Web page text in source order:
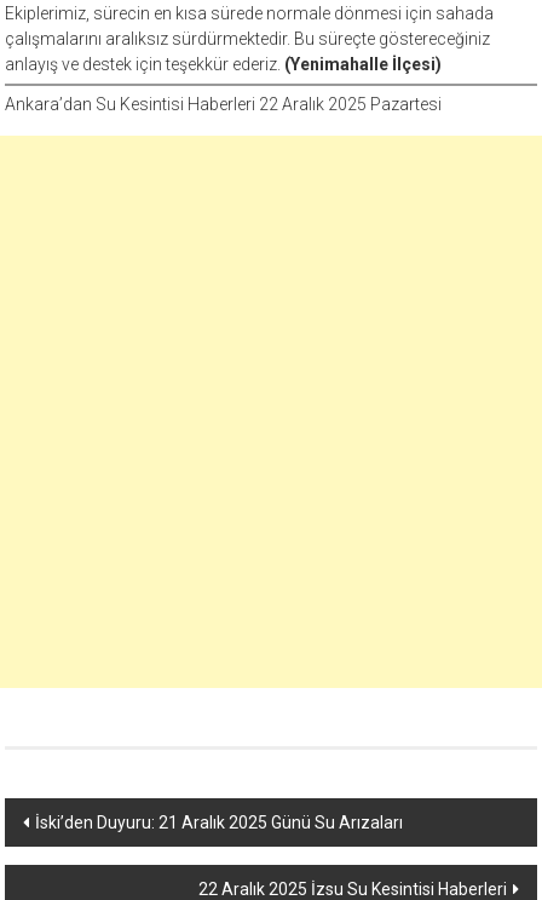
Ekiplerimiz, sürecin en kısa sürede normale dönmesi için sahada
çalışmalarını aralıksız sürdürmektedir. Bu süreçte göstereceğiniz
anlayış ve destek için teşekkür ederiz. (Yenimahalle İlçesi)
Ankara’dan Su Kesintisi Haberleri 22 Aralık 2025 Pazartesi
Yazı
dolaşımı
İski’den Duyuru: 21 Aralık 2025 Günü Su Arızaları
22 Aralık 2025 İzsu Su Kesintisi Haberleri